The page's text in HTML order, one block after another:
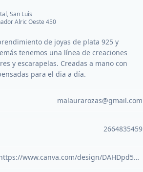
San Luis
Alric Oeste 450
de joyas de plata 925 y
tenemos una línea de creaciones
y escarapelas. Creadas a mano con
para el dia a día.
malaurarozas@gmail.com
2664835459
https://www.canva.com/design/DAHDpd5mOOU/zn1noEMUGQego4vNe4If2w/view?utm_content=DAHDpd5mOOU&utm_campaign=designshare&utm_medium=link2&utm_source=uniquelinks&utlId=ha58ccd21a6